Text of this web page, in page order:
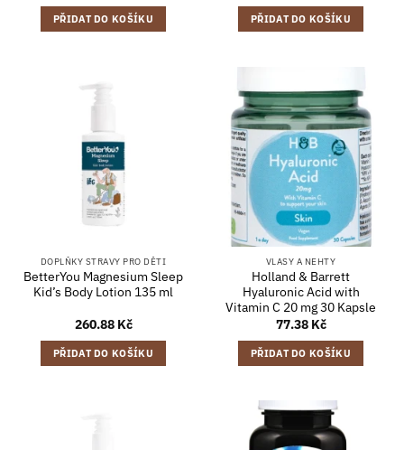
PŘIDAT DO KOŠÍKU PŘIDAT DO KOŠÍKU
DOPLŇKY STRAVY PRO DĚTI
BetterYou Magnesium Sleep
Kid’s Body Lotion 135 ml
260.88 Kč
PŘIDAT DO KOŠÍKU
VLASY A NEHTY
Holland & Barrett
Hyaluronic Acid with
Vitamin C 20 mg 30 Kapsle
77.38 Kč
PŘIDAT DO KOŠÍKU